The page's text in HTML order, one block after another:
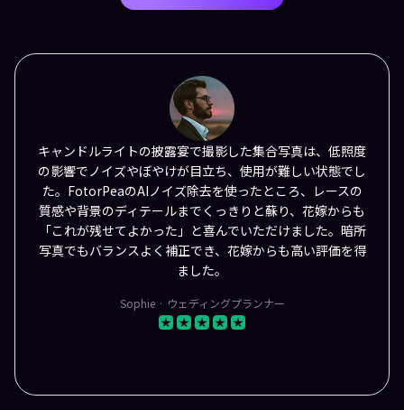
キャンドルライトの披露宴で撮影した集合写真は、低照度
の影響でノイズやぼやけが目立ち、使用が難しい状態でし
た。FotorPeaのAIノイズ除去を使ったところ、レースの
質感や背景のディテールまでくっきりと蘇り、花嫁からも
「これが残せてよかった」と喜んでいただけました。暗所
写真でもバランスよく補正でき、花嫁からも高い評価を得
ました。
Sophie · ウェディングプランナー